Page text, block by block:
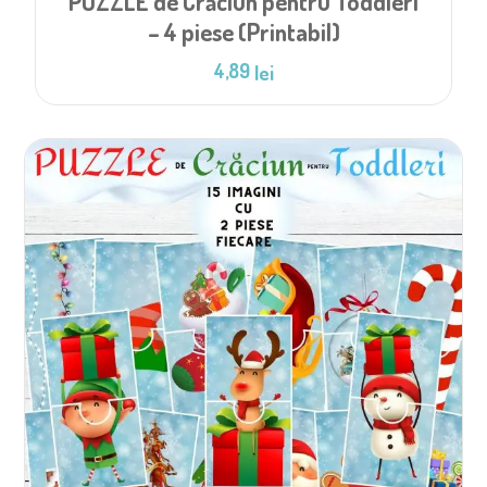
– 4 piese (Printabil)
4,89 lei